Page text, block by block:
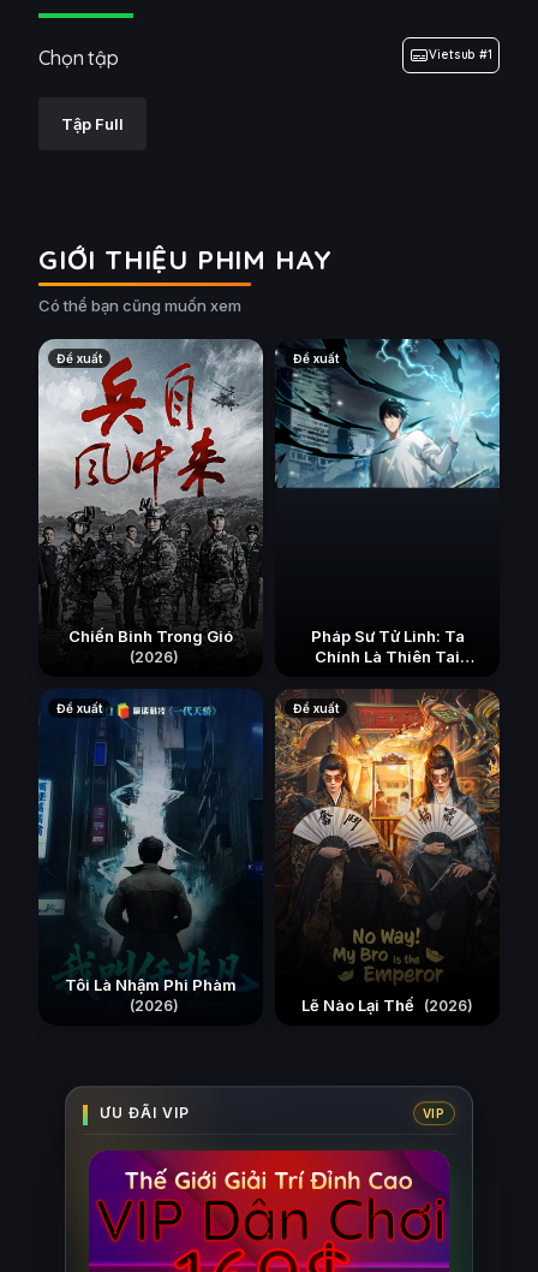
Chọn tập Vietsub #1
Tập Full
GIỚI THIỆU PHIM HAY
Có thể bạn cũng muốn xem
Đề xuất
Chiến Binh Trong Gió
(2026)
Đề xuất
Pháp Sư Tử Linh: Ta
Chính Là Thiên Tai
Đề xuất
Tôi Là Nhậm Phi Phàm
(2026)
Đề xuất
Lẽ Nào Lại Thế (2026)